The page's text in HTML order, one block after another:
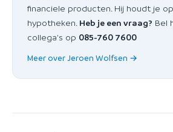
financiele producten. Hij houdt je
hypotheken. Heb je een vraag? Bel
collega's op 085-760 7600
Meer over Jeroen Wolfsen →